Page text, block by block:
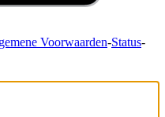
Voorwaarden-Status-